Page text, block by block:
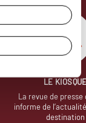
LE
La revue de presse
informe de
destination